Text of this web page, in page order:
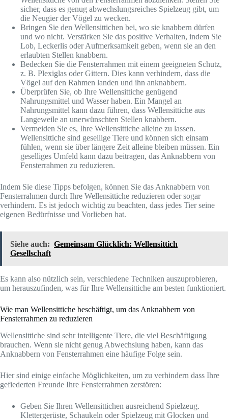
sicher, dass es genug abwechslungsreiches Spielzeug gibt, um
die Neugier der Vögel zu wecken.
Bringen Sie den Wellensittichen bei, wo sie knabbern dürfen
und wo nicht. Verstärken Sie das positive Verhalten, indem Sie
Lob, Leckerlis oder Aufmerksamkeit geben, wenn sie an den
erlaubten Stellen knabbern.
Bedecken Sie die Fensterrahmen mit einem geeigneten Schutz,
z. B. Plexiglas oder Gittern. Dies kann verhindern, dass die
Vögel auf den Rahmen landen und ihn anknabbern.
Überprüfen Sie, ob Ihre Wellensittiche genügend
Nahrungsmittel und Wasser haben. Ein Mangel an
Nahrungsmittel kann dazu führen, dass Wellensittiche aus
Langeweile an unerwünschten Stellen knabbern.
Vermeiden Sie es, Ihre Wellensittiche alleine zu lassen.
Wellensittiche sind gesellige Tiere und können sich einsam
fühlen, wenn sie über längere Zeit alleine bleiben müssen. Ein
geselliges Umfeld kann dazu beitragen, das Anknabbern von
Fensterrahmen zu reduzieren.
Indem Sie diese Tipps befolgen, können Sie das Anknabbern von
Fensterrahmen durch Ihre Wellensittiche reduzieren oder sogar
verhindern. Es ist jedoch wichtig zu beachten, dass jedes Tier seine
eigenen Bedürfnisse und Vorlieben hat.
Siehe auch: Gemeinsam Glücklich: Wellensittich
Gesellschaft
Es kann also nützlich sein, verschiedene Techniken auszuprobieren,
um herauszufinden, was für Ihre Wellensittiche am besten funktioniert.
Wie man Wellensittiche beschäftigt, um das Anknabbern von
Fensterrahmen zu reduzieren
Wellensittiche sind sehr intelligente Tiere, die viel Beschäftigung
brauchen. Wenn sie nicht genug Abwechslung haben, kann das
Anknabbern von Fensterrahmen eine häufige Folge sein.
Hier sind einige einfache Möglichkeiten, um zu verhindern dass Ihre
gefiederten Freunde Ihre Fensterrahmen zerstören:
Geben Sie Ihren Wellensittichen ausreichend Spielzeug.
Klettergerüste, Schaukeln oder Spielzeug mit Glocken und